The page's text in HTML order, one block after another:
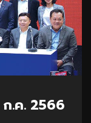
.ค. 2566